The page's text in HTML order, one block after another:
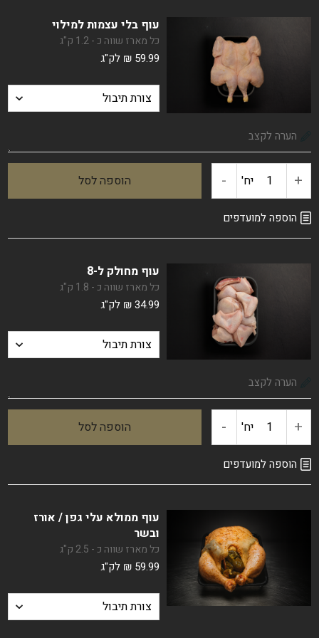
עוף בלי עצמות למילוי
כל מארז שווה כ - 1.2 ק"ג
₪ 59.99 לק"ג
+ כמות
של
יח' - הוספה לסל
הוספה למועדפים
עוף מחולק ל-8
כל מארז שווה כ - 1.8 ק"ג
₪34.99 לק"ג
+ כמות
של
יח' - הוספה לסל
הוספה למועדפים
עוף ממולא עלי גפן / אורז
ובשר
כל מארז שווה כ - 2.5 ק"ג
₪ 59.99 לק"ג